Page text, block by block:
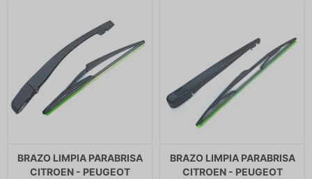
BRAZO LIMPIA PARABRISA
CITROEN - PEUGEOT
BRAZO LIMPIA PARABRISA
CITROEN - PEUGEOT